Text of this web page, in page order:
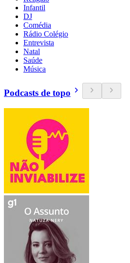
Infantil
DJ
Comédia
Rádio Colégio
Entrevista
Natal
Saúde
Música
Podcasts de topo